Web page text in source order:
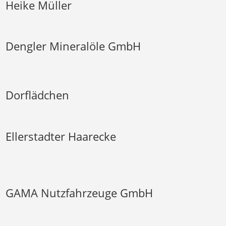
Heike Müller
Dengler Mineralöle GmbH
Dorflädchen
Ellerstadter Haarecke
GAMA Nutzfahrzeuge GmbH